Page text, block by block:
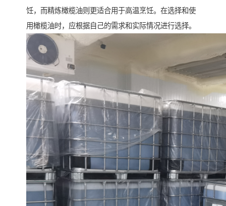
饪，而精炼橄榄油则更适合用于高温烹饪。在选择和使
用橄榄油时，应根据自己的需求和实际情况进行选择。